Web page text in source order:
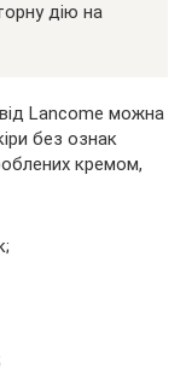
дію на
Lancome можна
без ознак
кремом,